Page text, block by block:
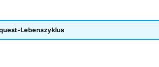
Lebenszyklus